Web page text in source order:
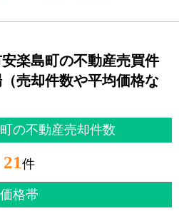
楽島町の不動産売買件
売却件数や平均価格な
の不動産売却件数
21件
価格帯